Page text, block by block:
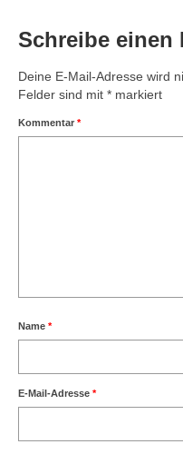
Schreibe einen
Deine E-Mail-Adresse wird
Felder sind mit * markiert
Kommentar *
Name *
E-Mail-Adresse *